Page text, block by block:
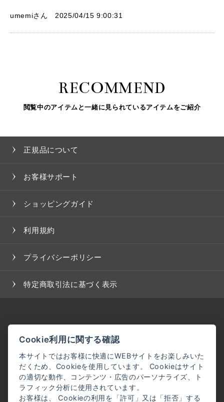
umemiさん 2025/04/15 9:00:31
RECOMMEND
閲覧中のアイテムと一緒に見られているアイテムをご紹介
正規品について
お客様サポート
ショッピングガイド
利用規約
プライバシーポリシー
特定商取引法に基づく表示
Cookie利用に関する確認
本サイトではお客様に快適にWEBサイトをお楽しみいた
だくため、Cookieを使用しています。 Cookieはサイト
の適切な動作、コンテンツ・広告のパーソナライズ、ト
ラフィック分析に使用されています。
お客様は、 Cookieの利用を「許可」又は「拒否」する